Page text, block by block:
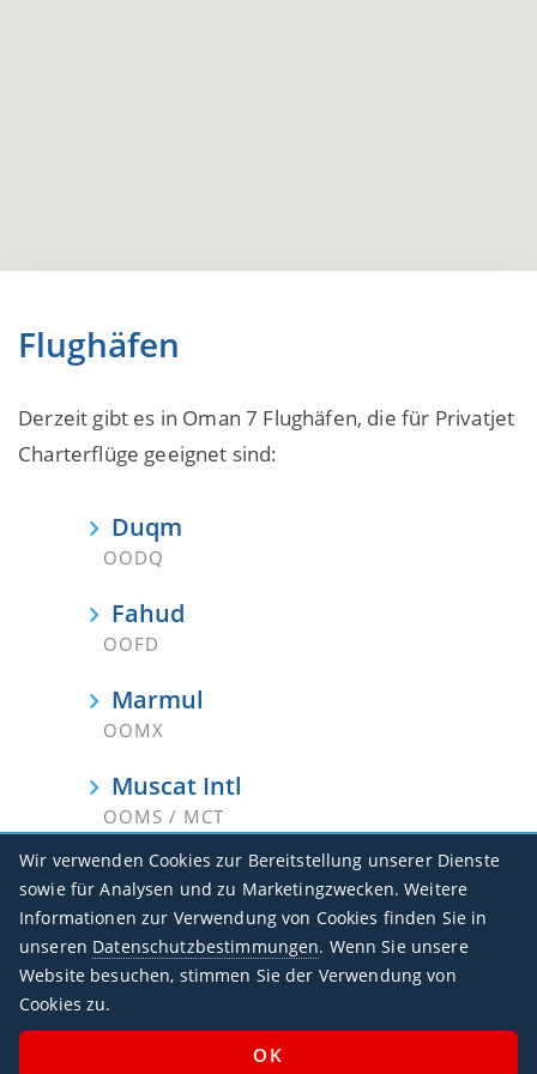
Flughäfen
Derzeit gibt es in Oman 7 Flughäfen, die für Privatjet
Charterflüge geeignet sind:
Duqm
OODQ
Fahud
OOFD
Marmul
OOMX
Muscat Intl
OOMS / MCT
Qarn Alam
OOGB
Salalah
OOSA / SLL
Wir verwenden Cookies zur Bereitstellung unserer Dienste
sowie für Analysen und zu Marketingzwecken. Weitere
Informationen zur Verwendung von Cookies finden Sie in
unseren Datenschutzbestimmungen. Wenn Sie unsere
Website besuchen, stimmen Sie der Verwendung von
Cookies zu.